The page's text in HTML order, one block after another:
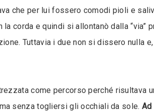
che per lui fossero comodi pioli e
corda e quindi si allontanò dalla “via”
Tuttavia i due non si dissero nulla
come percorso perché risultava
senza togliersi gli occhiali da sole. Ad